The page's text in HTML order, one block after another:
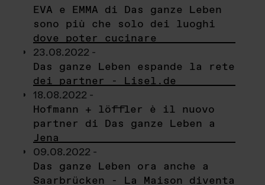
EVA e EMMA di Das ganze Leben
sono più che solo dei luoghi
dove poter cucinare
23.08.2022 -
Das ganze Leben espande la rete
dei partner - Lisel.de
18.08.2022 -
Hofmann + löffler è il nuovo
partner di Das ganze Leben a
Jena
09.08.2022 -
Das ganze Leben ora anche a
Saarbrücken - La Maison diventa